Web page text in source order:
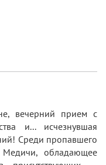
вечерний прием с
и... исчезнувшая
Среди пропавшего
обладающее